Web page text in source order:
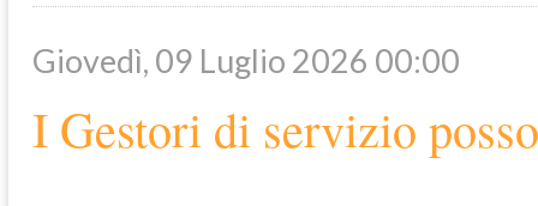
Giovedì, 09 Luglio 2026 00:00
I Gestori di servizio